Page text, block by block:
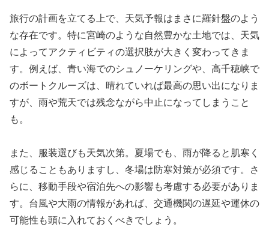
旅行の計画を立てる上で、天気予報はまさに羅針盤のよう
な存在です。特に宮崎のような自然豊かな土地では、天気
によってアクティビティの選択肢が大きく変わってきま
す。例えば、青い海でのシュノーケリングや、高千穂峡で
のボートクルーズは、晴れていれば最高の思い出になりま
すが、雨や荒天では残念ながら中止になってしまうこと
も。
また、服装選びも天気次第。夏場でも、雨が降ると肌寒く
感じることもありますし、冬場は防寒対策が必須です。さ
らに、移動手段や宿泊先への影響も考慮する必要がありま
す。台風や大雨の情報があれば、交通機関の遅延や運休の
可能性も頭に入れておくべきでしょう。